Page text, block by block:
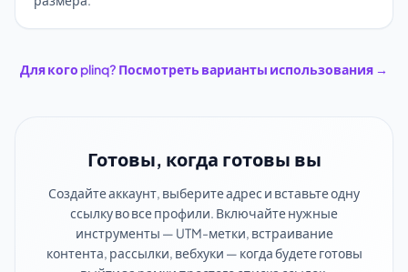
Для кого plinq? Посмотреть варианты использования →
Готовы, когда готовы вы
Создайте аккаунт, выберите адрес и вставьте одну
ссылку во все профили. Включайте нужные
инструменты — UTM-метки, встраивание
контента, рассылки, вебхуки — когда будете готовы